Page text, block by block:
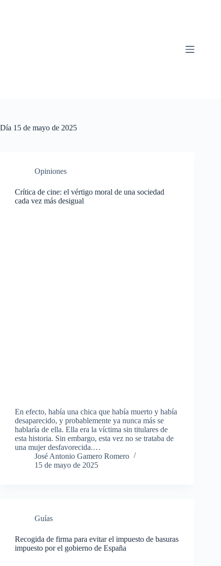
Día 15 de mayo de 2025
Opiniones
Crítica de cine: el vértigo moral de una sociedad
cada vez más desigual
En efecto, había una chica que había muerto y había
desaparecido, y probablemente ya nunca más se
hablaría de ella. Ella era la víctima sin titulares de
esta historia. Sin embargo, esta vez no se trataba de
una mujer desfavorecida.…
José Antonio Gamero Romero
15 de mayo de 2025
Guías
Recogida de firma para evitar el impuesto de basuras
impuesto por el gobierno de España